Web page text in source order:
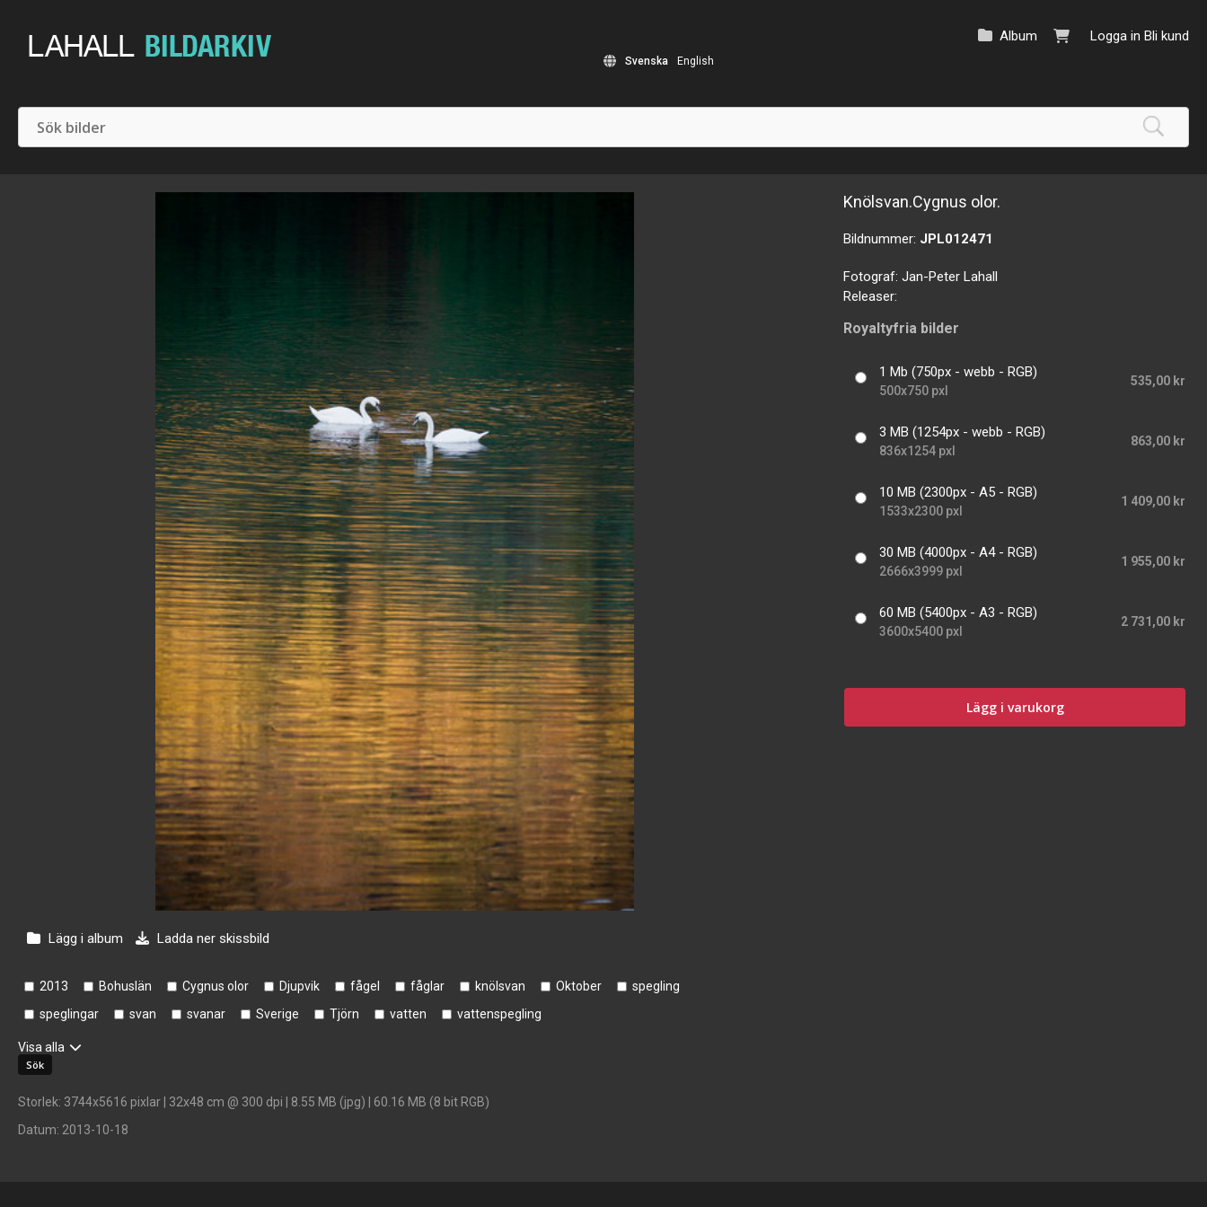
Logga in Bli kund
Album
Svenska English
Lägg i album Ladda ner skissbild
2013 Bohuslän Cygnus olor Djupvik fågel fåglar knölsvan Oktober
spegling
speglingar
svan svanar Sverige Tjörn vatten vattenspegling
Visa alla
Storlek: 3744x5616 pixlar | 32x48 cm @ 300 dpi | 8.55 MB (jpg) | 60.16 MB (8 bit RGB)
Datum: 2013-10-18
Knölsvan.Cygnus olor.
Bildnummer: JPL012471
Fotograf:Jan-Peter Lahall
Releaser:
Royaltyfria bilder
1 Mb (750px - webb - RGB)
500x750 pxl
535,00 kr
3 MB (1254px - webb - RGB)
836x1254 pxl
863,00 kr
10 MB (2300px - A5 - RGB)
1533x2300 pxl
1 409,00 kr
30 MB (4000px - A4 - RGB)
2666x3999 pxl
1 955,00 kr
60 MB (5400px - A3 - RGB)
3600x5400 pxl
2 731,00 kr
Lägg i varukorg